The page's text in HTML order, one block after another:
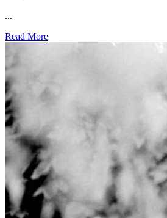
...
Read More